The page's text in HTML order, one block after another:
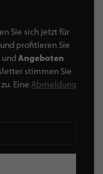
Sie sich jetzt für
und profitieren Sie
undAngeboten
stimmen Sie
zu. Eine Abmeldung